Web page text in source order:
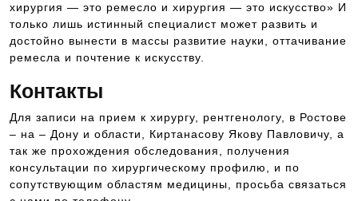
хирургия — это ремесло и хирургия — это искусство» И
только лишь истинный специалист может развить и
достойно вынести в массы развитие науки, оттачивание
ремесла и почтение к искусству.
Контакты
Для записи на прием к хирургу, рентгенологу, в Ростове
– на – Дону и области, Киртанасову Якову Павловичу, а
так же прохождения обследования, получения
консультации по хирургическому профилю, и по
сопутствующим областям медицины, просьба связаться